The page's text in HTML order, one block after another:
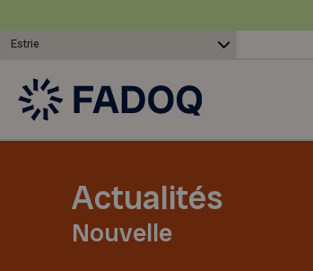
Estrie
Actualités
Nouvelle